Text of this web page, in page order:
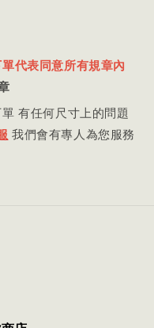
代表同意所有規章內
有任何尺寸上的問題
我們會有專人為您服務